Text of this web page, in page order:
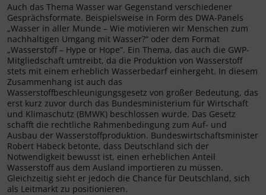
Auch das Thema Wasser war Gegenstand verschiedener
Gesprächsformate. Beispielsweise in Form des DWA-Panels
„Wasser in aller Munde – Wie motivieren wir Menschen zum
nachhaltigen Umgang mit Wasser?“ oder dem Format
„Wasserstoff – Hype or Hope“. Ein Thema, das auch die GWP-
Mitgliedschaft umtreibt, da die Produktion von Wasserstoff
stets mit einem erheblich Wasserbedarf einhergeht. In diesem
Zusammenhang ist auch das
Wasserstoffbeschleunigungsgesetz von großer Bedeutung, das
erst kurz zuvor durch das Bundesministerium für Wirtschaft
und Klimaschutz (BMWK) beschlossen wurde. Das Gesetz
schafft die rechtliche Rahmenbedingung zum Auf- und
Ausbau der Wasserstoffproduktion. Bundeswirtschaftsminister
Robert Habeck betonte, dass Deutschland sich der
Notwendigkeit bewusst ist, einen erheblichen Anteil
Wasserstoff aus dem Ausland importieren zu müssen.
Gleichzeitig sieht er jedoch die Chance für Deutschland, sich
als Leitmarkt zu positionieren.